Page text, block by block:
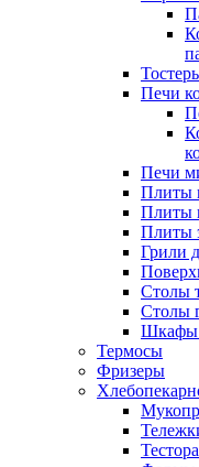
Печи
Печи
Плиты
Плиты
Плиты
Грили
Столы
Столы
Шкафы
Термосы
Фризеры